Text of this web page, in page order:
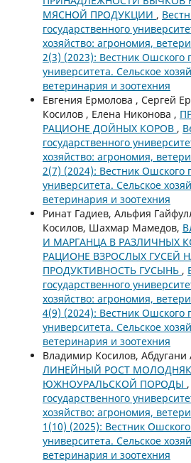
МЯСНОЙ ПРОДУКЦИИ ,
государственного
хозяйство: агрономия,
2(3) (2023): Вестник Ошского
университета. Сельское
ветеринария и зоотехния
Евгения Ермолова , Сергей
Косилов , Елена Никонова ,
РАЦИОНЕ ДОЙНЫХ КОРОВ ,
государственного
хозяйство: агрономия,
2(7) (2024): Вестник Ошского
университета. Сельское
ветеринария и зоотехния
Ринат Гадиев, Альфия
Косилов, Шахмар Мамедов,
И МАРГАНЦА В РАЗЛИЧНЫХ
РАЦИОНЕ ВЗРОСЛЫХ ГУСЕЙ
ПРОДУКТИВНОСТЬ ГУСЫНЬ ,
государственного
хозяйство: агрономия,
4(9) (2024): Вестник Ошского
университета. Сельское
ветеринария и зоотехния
Владимир Косилов, Абдугани
ЛИНЕЙНЫЙ РОСТ
ЮЖНОУРАЛЬСКОЙ ПОРОДЫ ,
государственного
хозяйство: агрономия,
1(10) (2025): Вестник
университета. Сельское
ветеринария и зоотехния